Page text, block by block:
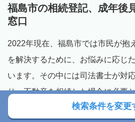
福島市の相続登記、成年後
窓口
2022年現在、福島市では市民が抱
を解決するために、お悩みに応じ
います。その中には司法書士が対
り、不動産を相続した場合に必要
相談することができます。そのほ
検索条件を変更